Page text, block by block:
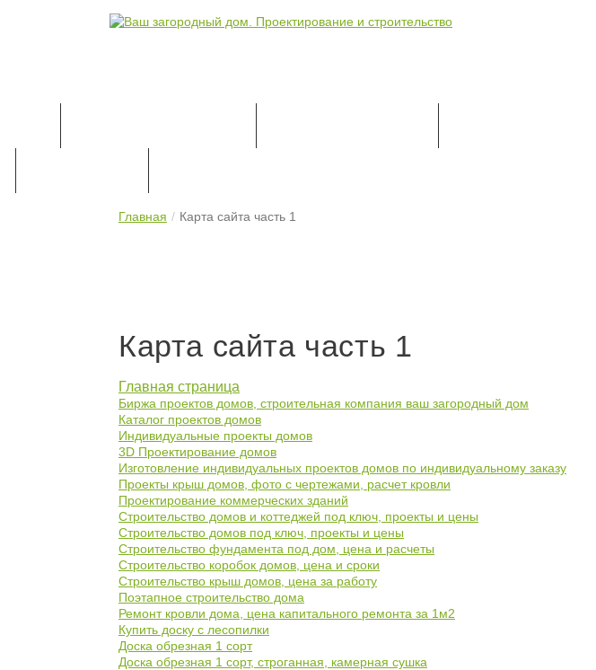
Главная Карта сайта часть 1
Карта сайта часть 1
Главная страница
Биржа проектов домов, строительная компания ваш загородный дом
Каталог проектов домов
Индивидуальные проекты домов
3D Проектирование домов
Изготовление индивидуальных проектов домов по индивидуальному заказу
Проекты крыш домов, фото с чертежами, расчет кровли
Проектирование коммерческих зданий
Строительство домов и коттеджей под ключ, проекты и цены
Строительство домов под ключ, проекты и цены
Строительство фундамента под дом, цена и расчеты
Строительство коробок домов, цена и сроки
Строительство крыш домов, цена за работу
Поэтапное строительство дома
Ремонт кровли дома, цена капитального ремонта за 1м2
Купить доску с лесопилки
Доска обрезная 1 сорт
Доска обрезная 1 сорт, строганная, камерная сушка